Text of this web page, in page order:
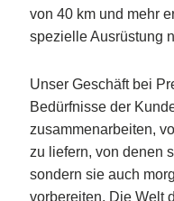
von 40 km und mehr
spezielle Ausrüstung
Unser Geschäft bei
Bedürfnisse der
zusammenarbeiten,
zu liefern, von denen
sondern sie auch
vorbereiten. Die Welt